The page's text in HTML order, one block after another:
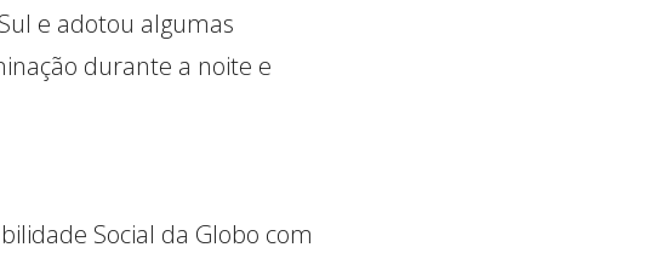
e adotou algumas
durante a noite e
Social da Globo com